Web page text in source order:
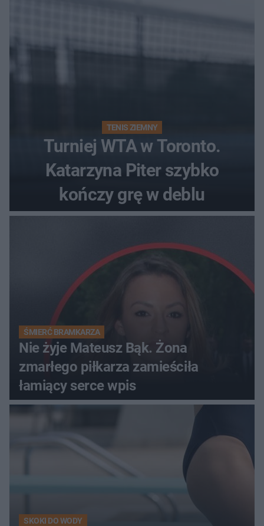
TENIS ZIEMNY
Turniej WTA w Toronto.
Katarzyna Piter szybko
kończy grę w deblu
ŚMIERĆ BRAMKARZA
Nie żyje Mateusz Bąk. Żona
zmarłego piłkarza zamieściła
łamiący serce wpis
SKOKI DO WODY